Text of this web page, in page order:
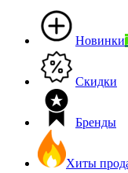
Новинки
Скидки
Бренды
Хиты